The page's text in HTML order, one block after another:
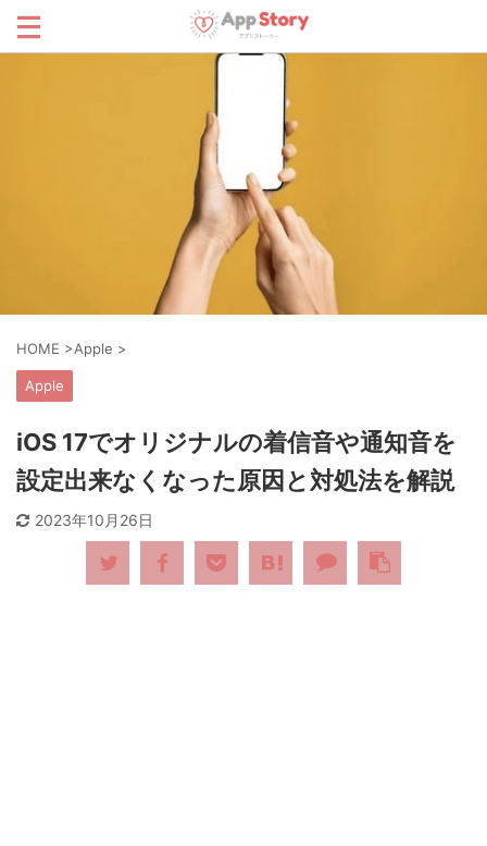
HOME >Apple >
Apple
iOS 17でオリジナルの着信音や通知音を
設定出来なくなった原因と対処法を解説
2023年10月26日